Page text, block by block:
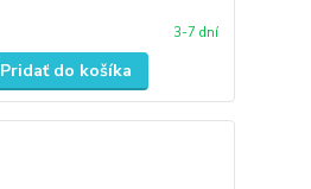
3-7 dní
Pridať do košíka